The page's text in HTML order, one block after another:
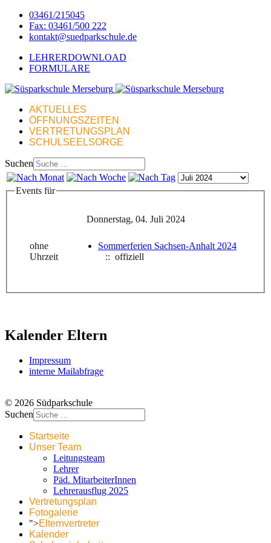
03461/215045
Fax: 03461/500 222
kontakt@suedparkschule.de
LEHRERDOWNLOAD
FORMULARE
AKTUELLES
ÖFFNUNGSZEITEN
VERTRETUNGSPLAN
SCHULSEELSORGE
Suchen
Events für
Donnerstag, 04. Juli 2024
ohne
Uhrzeit
Sommerferien Sachsen-Anhalt 2024
:: offiziell
Kalender Eltern
Impressum
interne Mailabfrage
© 2026 Südparkschule
Suchen
Startseite
Unser Team
Leitungsteam
Lehrer
Päd. MitarbeiterInnen
Lehrerausflug 2025
Vertretungsplan
Fotogalerie
">Elternvertreter
Kalender